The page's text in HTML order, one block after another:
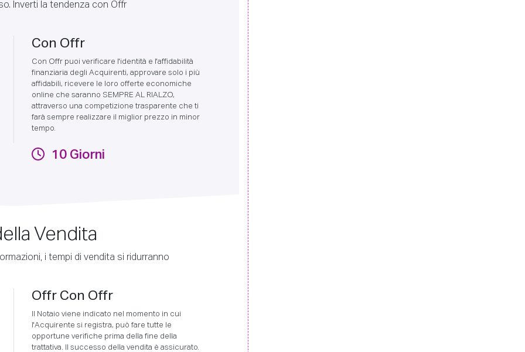
Inverti la tendenza con Offr
Con Offr
Con Offr puoi verificare l'identità e l'affidabilità
finanziaria degli Acquirenti, approvare solo i più
affidabili, ricevere le loro offerte economiche
online che saranno SEMPRE AL RIALZO,
attraverso una competizione trasparente che ti
farà sempre realizzare il miglior prezzo in minor
tempo.
10 Giorni
Vendita
i tempi di vendita si ridurranno
Offr Con Offr
Il Notaio viene indicato nel momento in cui
l'Acquirente si registra, può fare tutte le
opportune verifiche prima della fine della
trattativa. Il successo della vendita è assicurato.